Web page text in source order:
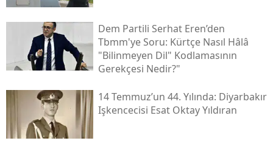
Dem Partili Serhat Eren’den
Tbmm'ye Soru: Kürtçe Nasıl Hâlâ
"bilinmeyen Dil" Kodlamasının
Gerekçesi Nedir?"
14 Temmuz’un 44. Yılında: Diyarbakır
Işkencecisi Esat Oktay Yıldıran